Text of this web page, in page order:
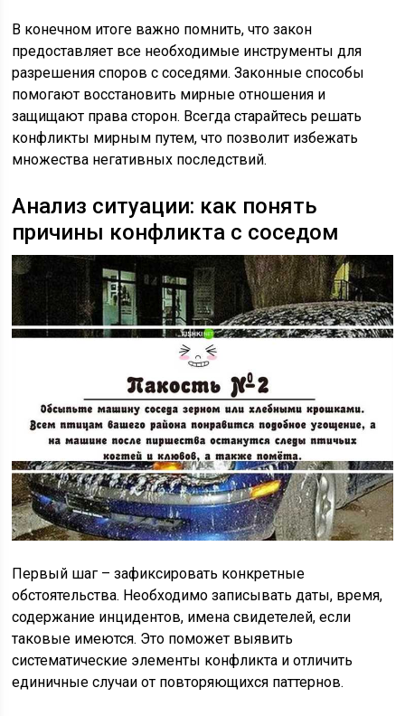
В конечном итоге важно помнить, что закон
предоставляет все необходимые инструменты для
разрешения споров с соседями. Законные способы
помогают восстановить мирные отношения и
защищают права сторон. Всегда старайтесь решать
конфликты мирным путем, что позволит избежать
множества негативных последствий.
Анализ ситуации: как понять
причины конфликта с соседом
Первый шаг – зафиксировать конкретные
обстоятельства. Необходимо записывать даты, время,
содержание инцидентов, имена свидетелей, если
таковые имеются. Это поможет выявить
систематические элементы конфликта и отличить
единичные случаи от повторяющихся паттернов.